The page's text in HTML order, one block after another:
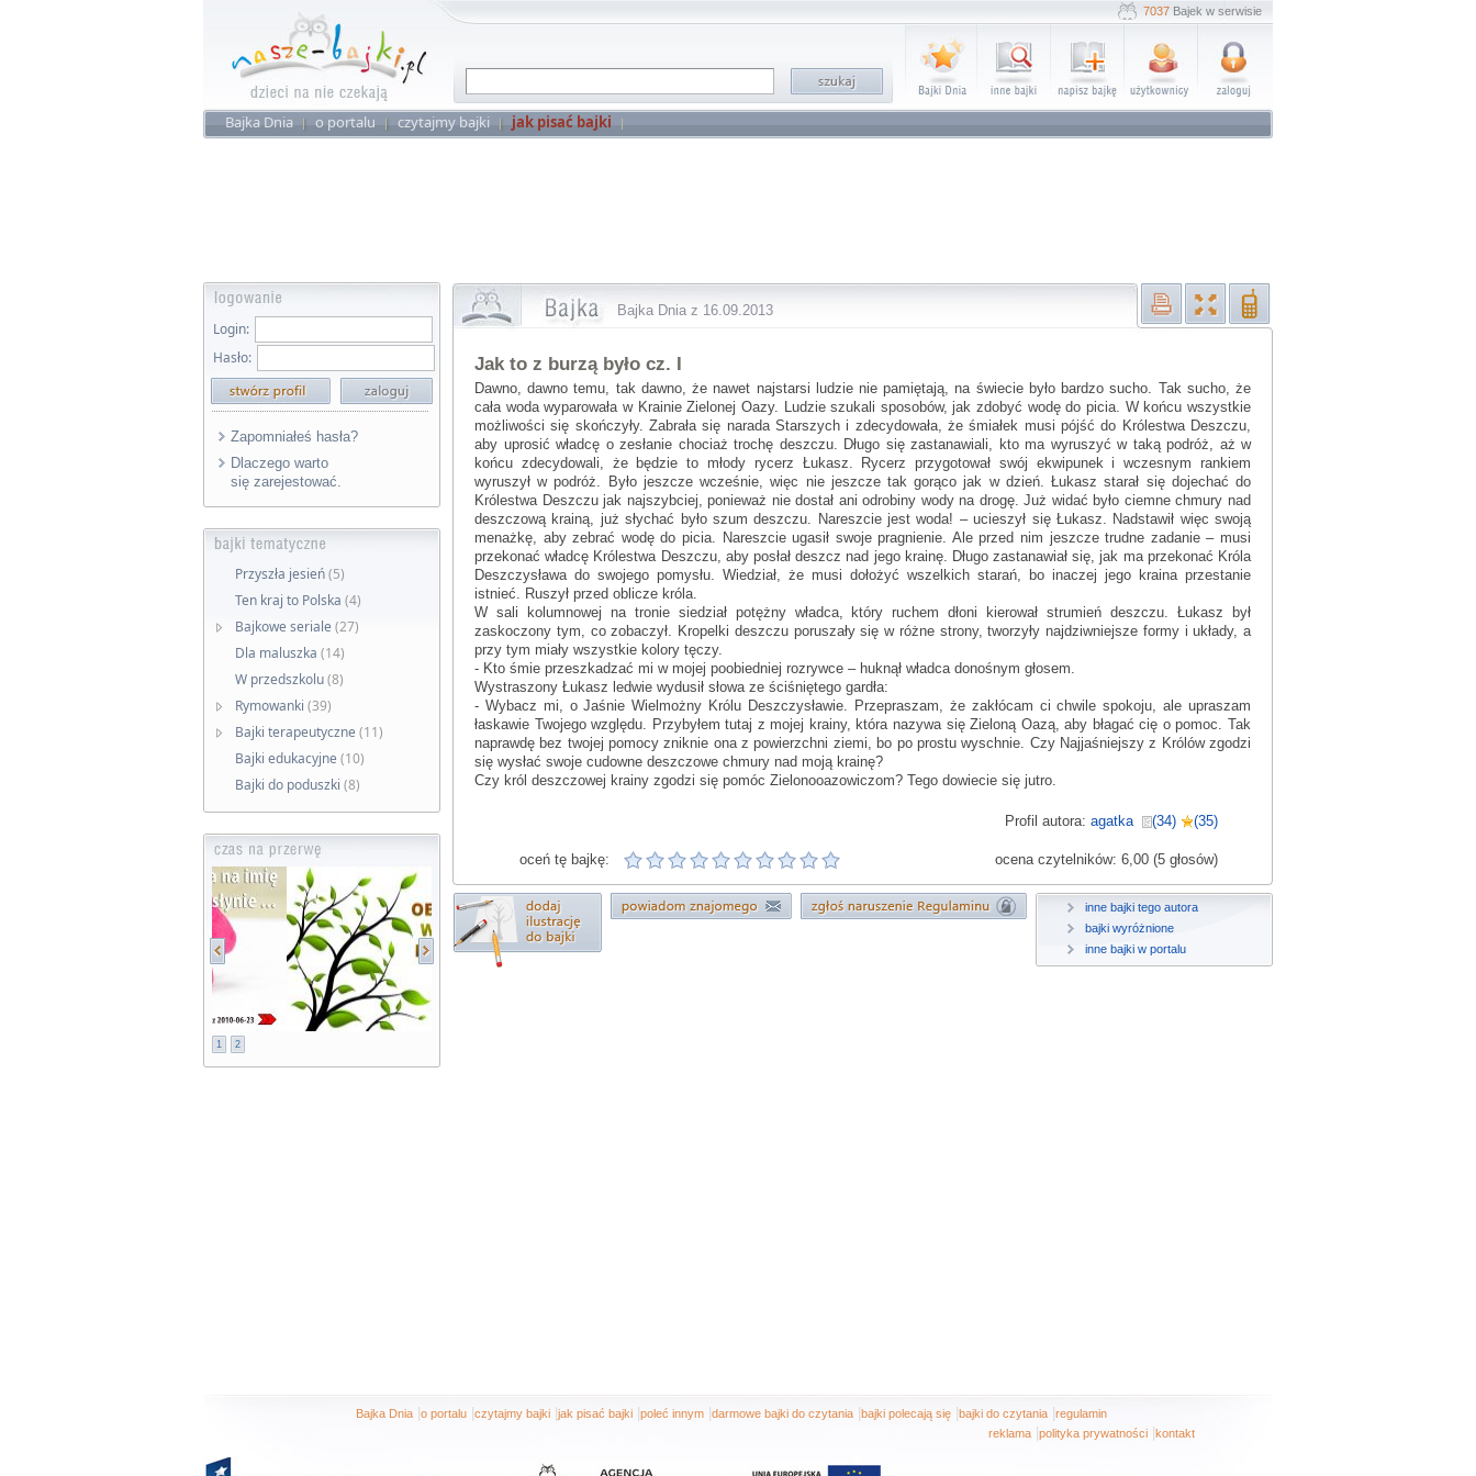
7037 Bajek w serwisie
Bajka Dnia o portalu czytajmy bajki jak pisać bajki
Login:
Hasło:
Zapomniałeś hasła?
Dlaczego warto
się zarejestować.
Przyszła jesień(5)
Ten kraj to Polska (4)
Bajkowe seriale (27)
Dla maluszka (14)
W przedszkolu(8)
Rymowanki (39)
Bajki terapeutyczne (11)
Bajki edukacyjne (10)
Bajki do poduszki (8)
1 2
Bajka Dnia z 16.09.2013
Jak to z burzą było cz. I
Dawno, dawno temu, tak dawno, że nawet najstarsi ludzie nie pamiętają, na świecie było bardzo sucho. Tak sucho, że
cała woda wyparowała w Krainie Zielonej Oazy. Ludzie szukali sposobów, jak zdobyć wodę do picia. W końcu wszystkie
możliwości się skończyły. Zabrała się narada Starszych i zdecydowała, że śmiałek musi pójść do Królestwa Deszczu,
aby uprosić władcę o zesłanie chociaż trochę deszczu. Długo się zastanawiali, kto ma wyruszyć w taką podróż, aż w
końcu zdecydowali, że będzie to młody rycerz Łukasz. Rycerz przygotował swój ekwipunek i wczesnym rankiem
wyruszył w podróż. Było jeszcze wcześnie, więc nie jeszcze tak gorąco jak w dzień. Łukasz starał się dojechać do
Królestwa Deszczu jak najszybciej, ponieważ nie dostał ani odrobiny wody na drogę. Już widać było ciemne chmury nad
deszczową krainą, już słychać było szum deszczu. Nareszcie jest woda! – ucieszył się Łukasz. Nadstawił więc swoją
menażkę, aby zebrać wodę do picia. Nareszcie ugasił swoje pragnienie. Ale przed nim jeszcze trudne zadanie – musi
przekonać władcę Królestwa Deszczu, aby posłał deszcz nad jego krainę. Długo zastanawiał się, jak ma przekonać Króla
Deszczysława do swojego pomysłu. Wiedział, że musi dołożyć wszelkich starań, bo inaczej jego kraina przestanie
istnieć. Ruszył przed oblicze króla.
W sali kolumnowej na tronie siedział potężny władca, który ruchem dłoni kierował strumień deszczu. Łukasz był
zaskoczony tym, co zobaczył. Kropelki deszczu poruszały się w różne strony, tworzyły najdziwniejsze formy i układy, a
przy tym miały wszystkie kolory tęczy.
- Kto śmie przeszkadzać mi w mojej poobiedniej rozrywce – huknął władca donośnym głosem.
Wystraszony Łukasz ledwie wydusił słowa ze ściśniętego gardła:
- Wybacz mi, o Jaśnie Wielmożny Królu Deszczysławie. Przepraszam, że zakłócam ci chwile spokoju, ale upraszam
łaskawie Twojego względu. Przybyłem tutaj z mojej krainy, która nazywa się Zieloną Oazą, aby błagać cię o pomoc. Tak
naprawdę bez twojej pomocy zniknie ona z powierzchni ziemi, bo po prostu wyschnie. Czy Najjaśniejszy z Królów zgodzi
się wysłać swoje cudowne deszczowe chmury nad moją krainę?
Czy król deszczowej krainy zgodzi się pomóc Zielonooazowiczom? Tego dowiecie się jutro.
Profil autora: agatka (34) (35)
ocena czytelników: 6,00 (5 głosów)
oceń tę bajkę:
inne bajki tego autora
bajki wyróżnione
inne bajki w portalu
Bajka Dnia o portalu czytajmy bajki jak pisać bajki poleć innym darmowe bajki do czytania bajki polecają się bajki do czytania regulamin
reklama polityka prywatności kontakt